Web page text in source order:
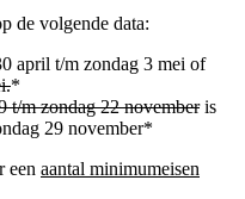
de volgende data:
april t/m zondag 3 mei of
*
t/m zondag 22 novemberis
29 november*
een aantal minimumeisen